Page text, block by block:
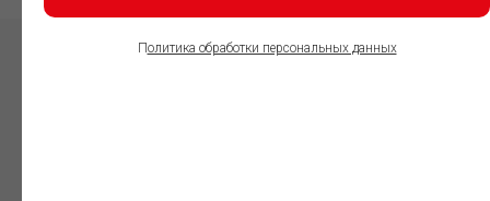
Политика обработки персональных данных